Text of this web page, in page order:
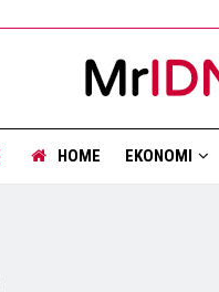
HOME EKONOMI